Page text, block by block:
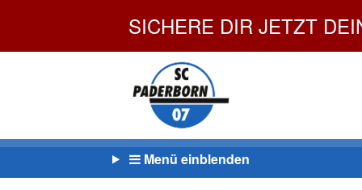
Menü einblenden
SICHERE DIR JETZT